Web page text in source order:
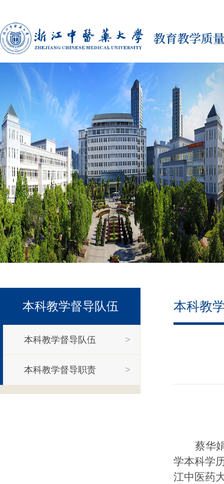
本科教学督导队伍
本科教学督导队伍 >
本科教学督导职责 >
本科教
蔡华
学本科学
江中医药